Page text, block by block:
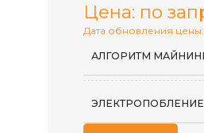
Цена: по
Дата обновления цены:
АЛГОРИТМ
ЭЛЕКТРОПОБЛЕНИЕ